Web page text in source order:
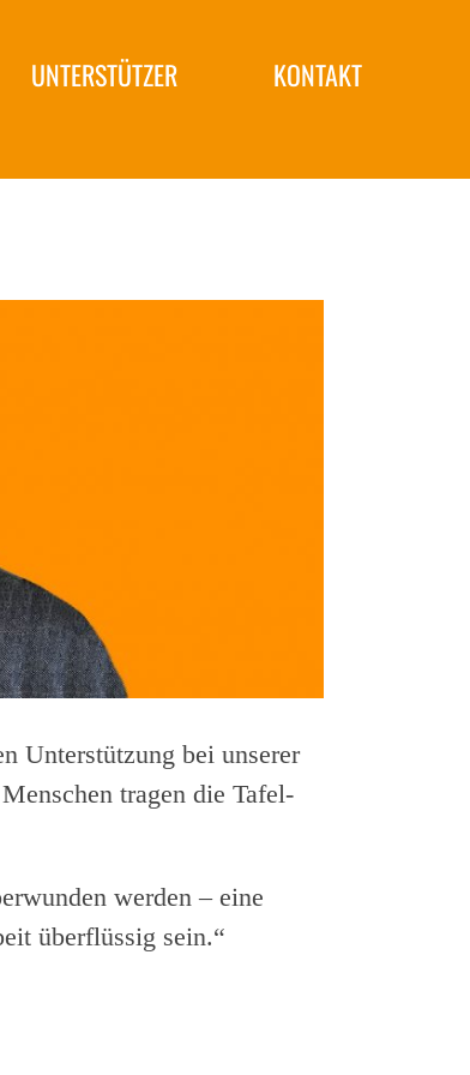
UNTERSTÜTZER KONTAKT
Unterstützung bei unserer
tragen die Tafel-
werden – eine
überflüssig sein.“